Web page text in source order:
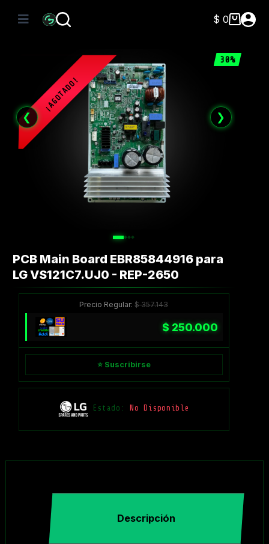
Carro
$ 0
30%
❮ ❯
PCB Main Board EBR85844916 para
LG VS121C7.UJ0 - REP-2650
Precio Regular:$357.143
$ 250.000
⭐ Suscribirse
Estado: No Disponible
Descripción